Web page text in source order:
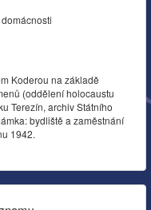
Koderou na základě
(oddělení holocaustu
Terezín, archiv Státního
bydliště a zaměstnání
1942.